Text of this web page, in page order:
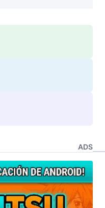
ADS